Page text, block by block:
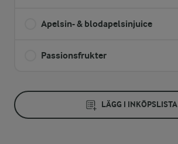
Apelsin- & blodapelsinjuice
Passionsfrukter
LÄGG I INKÖPSLISTA